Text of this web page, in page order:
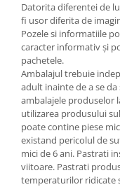
Datorita diferentei de
fi usor diferita de
Pozele si informatiile
caracter informativ şi
pachetele.
Ambalajul trebuie
adult inainte de a se
ambalajele produselor
utilizarea produsului
poate contine piese
existand pericolul de
mici de 6 ani. Pastrati
viitoare. Pastrati
temperaturilor ridicate